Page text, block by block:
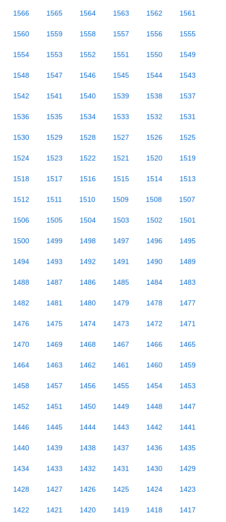
1566 1565 1564 1563 1562 1561
1560 1559 1558 1557 1556 1555
1554 1553 1552 1551 1550 1549
1548 1547 1546 1545 1544 1543
1542 1541 1540 1539 1538 1537
1536 1535 1534 1533 1532 1531
1530 1529 1528 1527 1526 1525
1524 1523 1522 1521 1520 1519
1518 1517 1516 1515 1514 1513
1512 1511 1510 1509 1508 1507
1506 1505 1504 1503 1502 1501
1500 1499 1498 1497 1496 1495
1494 1493 1492 1491 1490 1489
1488 1487 1486 1485 1484 1483
1482 1481 1480 1479 1478 1477
1476 1475 1474 1473 1472 1471
1470 1469 1468 1467 1466 1465
1464 1463 1462 1461 1460 1459
1458 1457 1456 1455 1454 1453
1452 1451 1450 1449 1448 1447
1446 1445 1444 1443 1442 1441
1440 1439 1438 1437 1436 1435
1434 1433 1432 1431 1430 1429
1428 1427 1426 1425 1424 1423
1422 1421 1420 1419 1418 1417